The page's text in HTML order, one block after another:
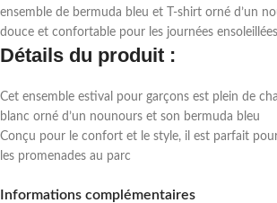
ensemble de bermuda bleu et T-shirt orné d’un
douce et confortable pour les journées
Détails du produit :
Cet ensemble estival pour garçons est plein de
blanc orné d’un nounours et son bermuda bleu
Conçu pour le confort et le style, il est parfait
les promenades au parc
Informations complémentaires